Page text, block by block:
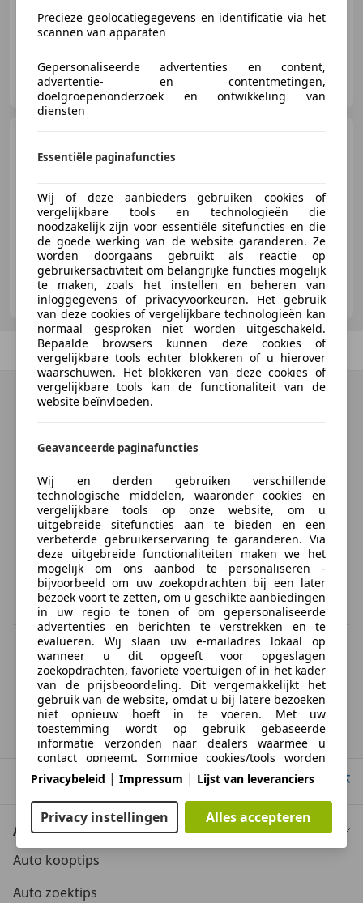
B&B Auto's Veen
NL-4264 AH VEEN
€ 13.950
07/1992 99.128 km Benzine 46 kW (63 PK)
Oldtimerfarm BV
BE-9880 Aalter
Vorige 1/1 Volgende
BTW verrekenbaar
Specificatie van de fabrikant voor nieuwe voertuigen. Afhankelijk van de
kilometerstand, het rijgedrag, de leeftijd van de batterij en het
laadgedrag, kan de radius van occasies aanzienlijk variëren.
Suzuki Cappuccino
Naar boven
Auto kopen
Auto kooptips
Auto zoektips
Precieze geolocatiegegevens en identificatie via het
scannen van apparaten
Gepersonaliseerde advertenties en content,
advertentie- en contentmetingen,
doelgroepenonderzoek en ontwikkeling van
diensten
Essentiële paginafuncties
Wij of deze aanbieders gebruiken cookies of
vergelijkbare tools en technologieën die
noodzakelijk zijn voor essentiële sitefuncties en die
de goede werking van de website garanderen. Ze
worden doorgaans gebruikt als reactie op
gebruikersactiviteit om belangrijke functies mogelijk
te maken, zoals het instellen en beheren van
inloggegevens of privacyvoorkeuren. Het gebruik
van deze cookies of vergelijkbare technologieën kan
normaal gesproken niet worden uitgeschakeld.
Bepaalde browsers kunnen deze cookies of
vergelijkbare tools echter blokkeren of u hierover
waarschuwen. Het blokkeren van deze cookies of
vergelijkbare tools kan de functionaliteit van de
website beïnvloeden.
Geavanceerde paginafuncties
Wij en derden gebruiken verschillende
technologische middelen, waaronder cookies en
vergelijkbare tools op onze website, om u
uitgebreide sitefuncties aan te bieden en een
verbeterde gebruikerservaring te garanderen. Via
deze uitgebreide functionaliteiten maken we het
mogelijk om ons aanbod te personaliseren -
bijvoorbeeld om uw zoekopdrachten bij een later
bezoek voort te zetten, om u geschikte aanbiedingen
in uw regio te tonen of om gepersonaliseerde
advertenties en berichten te verstrekken en te
evalueren. Wij slaan uw e-mailadres lokaal op
wanneer u dit opgeeft voor opgeslagen
zoekopdrachten, favoriete voertuigen of in het kader
van de prijsbeoordeling. Dit vergemakkelijkt het
gebruik van de website, omdat u bij latere bezoeken
niet opnieuw hoeft in te voeren. Met uw
toestemming wordt op gebruik gebaseerde
informatie verzonden naar dealers waarmee u
contact opneemt. Sommige cookies/tools worden
door de aanbieders gebruikt om informatie die u
verstrekt bij het indienen van
financieringsaanvragen gedurende 30 dagen op te
slaan en deze binnen deze periode automatisch te
hergebruiken om nieuwe financieringsaanvragen in
te vullen. Zonder het gebruik van dergelijke
cookies/tools kunnen dergelijke uitgebreide functies
Privacybeleid | Impressum | Lijst van leveranciers
Privacy instellingen Alles accepteren